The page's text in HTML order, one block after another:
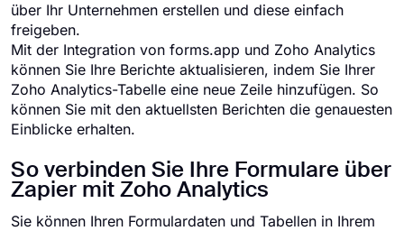
über Ihr Unternehmen erstellen und diese einfach
freigeben.
Mit der Integration von forms.app und Zoho Analytics
können Sie Ihre Berichte aktualisieren, indem Sie Ihrer
Zoho Analytics-Tabelle eine neue Zeile hinzufügen. So
können Sie mit den aktuellsten Berichten die genauesten
Einblicke erhalten.
So verbinden Sie Ihre Formulare über
Zapier mit Zoho Analytics
Sie können Ihren Formulardaten und Tabellen in Ihrem